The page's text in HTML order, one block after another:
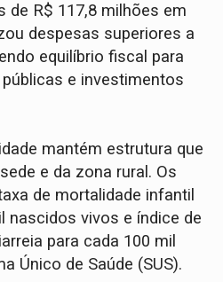
de R$ 117,8 milhões em
despesas superiores a
equilíbrio fiscal para
e investimentos
mantém estrutura que
e da zona rural. Os
de mortalidade infantil
nascidos vivos e índice de
para cada 100 mil
Único de Saúde (SUS).